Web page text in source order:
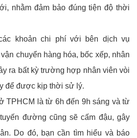
nhằm đảm bảo đúng tiện độ thời
khoản chi phí với bên dịch vụ
chuyển hàng hóa, bốc xếp, nhân
ra bất kỳ trường hợp nhân viên vòi
để được kịp thời sử lý.
TPHCM là từ 6h đến 9h sáng và từ
đường cũng sẽ cấm đậu, gây
Do đó, bạn cần tìm hiểu và báo